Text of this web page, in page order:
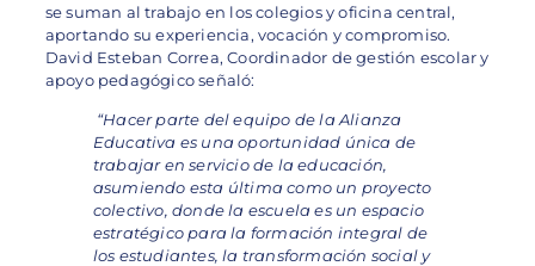
se suman al trabajo en los colegios y oficina central,
aportando su experiencia, vocación y compromiso.
David Esteban Correa, Coordinador de gestión escolar y
apoyo pedagógico señaló:
“Hacer parte del equipo de la Alianza
Educativa es una oportunidad única de
trabajar en servicio de la educación,
asumiendo esta última como un proyecto
colectivo, donde la escuela es un espacio
estratégico para la formación integral de
los estudiantes, la transformación social y